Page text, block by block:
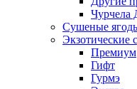
Чурчела
Сушеные
Экзотические
Премиум
Гифт
Гурмэ